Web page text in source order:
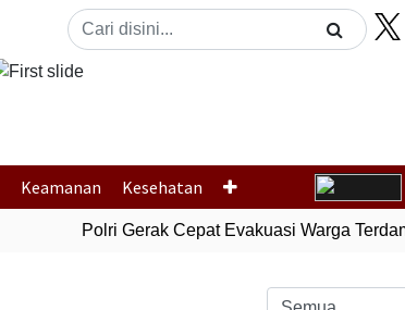
Keamanan Kesehatan
Polri Gerak Cepat Evakuasi Warga